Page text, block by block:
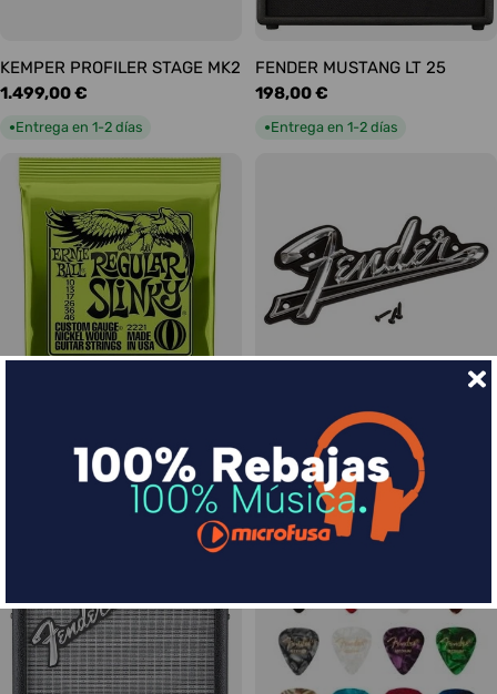
KEMPER PROFILER STAGE MK2
Precio
habitual
1.499,00 €
●Entrega en 1-2 días
FENDER MUSTANG LT 25
Precio
habitual
198,00 €
●Entrega en 1-2 días
Slinky Regular 10-46
FENDER LOGO BLACKFACE
Precio
habitual
17,00 €
● Entrega en 1-2 días